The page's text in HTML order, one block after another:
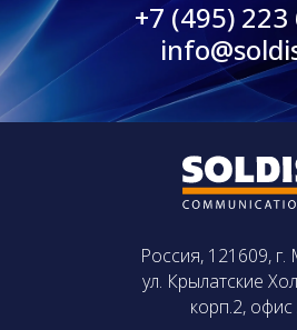
+7 (495) 223
Россия, 121609, г.
ул. Крылатские
корп.2,